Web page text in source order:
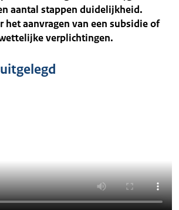
aantal stappen duidelijkheid.
het aanvragen van een subsidie of
verplichtingen.